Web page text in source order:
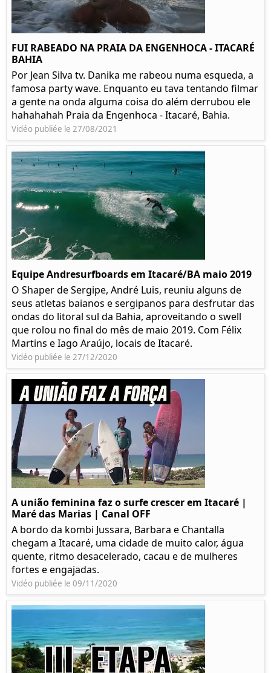
FUI RABEADO NA PRAIA DA ENGENHOCA - ITACARÉ
BAHIA
Por Jean Silva tv. Danika me rabeou numa esqueda, a
famosa party wave. Enquanto eu tava tentando filmar
a gente na onda alguma coisa do além derrubou ele
hahahahah Praia da Engenhoca - Itacaré, Bahia.
Vidéo publiée le 27/08/2021
Equipe Andresurfboards em Itacaré/BA maio 2019
O Shaper de Sergipe, André Luis, reuniu alguns de
seus atletas baianos e sergipanos para desfrutar das
ondas do litoral sul da Bahia, aproveitando o swell
que rolou no final do mês de maio 2019. Com Félix
Martins e Iago Araújo, locais de Itacaré.
Vidéo publiée le 27/12/2020
A união feminina faz o surfe crescer em Itacaré |
Maré das Marias | Canal OFF
A bordo da kombi Jussara, Barbara e Chantalla
chegam a Itacaré, uma cidade de muito calor, água
quente, ritmo desacelerado, cacau e de mulheres
fortes e engajadas.
Vidéo publiée le 09/11/2020